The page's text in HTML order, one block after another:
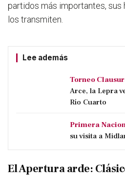
partidos más importantes, sus
los transmiten.
Lee además
Torneo
Arce, la Lepra
Río Cuarto
Primera
su visita a
El Apertura arde: